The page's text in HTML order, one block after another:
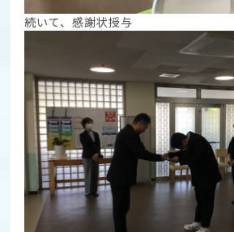
続いて、感謝状授与